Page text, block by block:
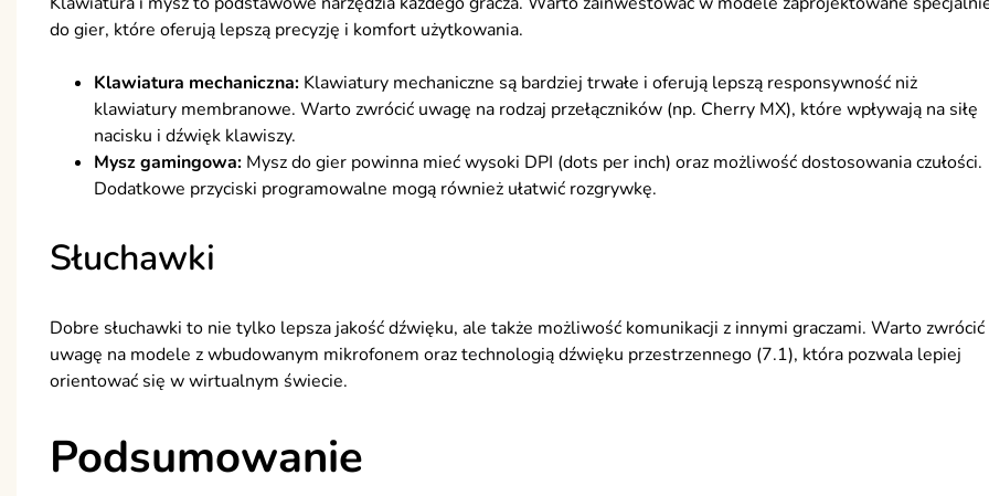
do gier, które oferują lepszą precyzję i komfort użytkowania.
Klawiatura mechaniczna: Klawiatury mechaniczne są bardziej trwałe i oferują lepszą responsywność niż
klawiatury membranowe. Warto zwrócić uwagę na rodzaj przełączników (np. Cherry MX), które wpływają na siłę
nacisku i dźwięk klawiszy.
Mysz gamingowa: Mysz do gier powinna mieć wysoki DPI (dots per inch) oraz możliwość dostosowania czułości.
Dodatkowe przyciski programowalne mogą również ułatwić rozgrywkę.
Słuchawki
Dobre słuchawki to nie tylko lepsza jakość dźwięku, ale także możliwość komunikacji z innymi graczami. Warto zwrócić
uwagę na modele z wbudowanym mikrofonem oraz technologią dźwięku przestrzennego (7.1), która pozwala lepiej
orientować się w wirtualnym świecie.
Podsumowanie